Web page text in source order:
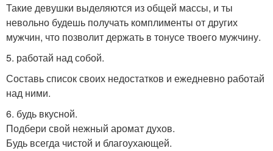
Такие девушки выделяются из общей массы, и ты
невольно будешь получать комплименты от других
мужчин, что позволит держать в тонусе твоего мужчину.
5. работай над собой.
Составь список своих недостатков и ежедневно работай
над ними.
6. будь вкусной.
Подбери свой нежный аромат духов.
Будь всегда чистой и благоухающей.